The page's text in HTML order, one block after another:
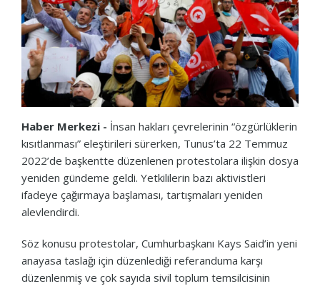
Haber Merkezi - İnsan hakları çevrelerinin “özgürlüklerin
kısıtlanması” eleştirileri sürerken, Tunus’ta 22 Temmuz
2022’de başkentte düzenlenen protestolara ilişkin dosya
yeniden gündeme geldi. Yetkililerin bazı aktivistleri
ifadeye çağırmaya başlaması, tartışmaları yeniden
alevlendirdi.
Söz konusu protestolar, Cumhurbaşkanı Kays Said’in yeni
anayasa taslağı için düzenlediği referanduma karşı
düzenlenmiş ve çok sayıda sivil toplum temsilcisinin